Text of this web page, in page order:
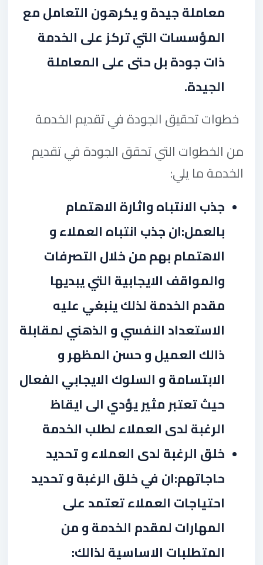
معاملة جيدة و يكرهون التعامل مع
المؤسسات التي تركز على الخدمة
ذات جودة بل حتى على المعاملة
الجيدة.
خطوات تحقيق الجودة في تقديم الخدمة
من الخطوات التي تحقق الجودة في تقديم
الخدمة ما يلي:
جذب الانتباه واثارة الاهتمام
بالعمل:ان جذب انتباه العملاء و
الاهتمام بهم من خلال التصرفات
والمواقف الايجابية التي يبديها
مقدم الخدمة لذلك ينبغي عليه
الاستعداد النفسي و الذهني لمقابلة
ذالك العميل و حسن المظهر و
الابتسامة و السلوك الايجابي الفعال
حيث تعتبر مثير يؤدي الى ايقاظ
الرغبة لدى العملاء لطلب الخدمة
خلق الرغبة لدى العملاء و تحديد
حاجاتهم:ان في خلق الرغبة و تحديد
احتياجات العملاء تعتمد على
المهارات لمقدم الخدمة و من
المتطلبات الاساسية لذالك: